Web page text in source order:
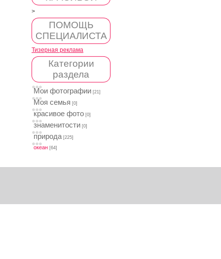
>
ПОМОЩЬ
СПЕЦИАЛИСТА
Тизерная реклама
Категории
раздела
Мои фотографии [21]
Моя семья [0]
красивое фото [0]
знаменитости [0]
природа [225]
океан [64]